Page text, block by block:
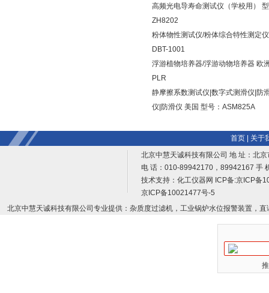
高频光电导寿命测试仪（学校用）
ZH8202
粉体物性测试仪/粉体综合特性测定
DBT-1001
浮游植物培养器/浮游动物培养器 欧
PLR
静摩擦系数测试仪|数字式测滑仪|防
仪|防滑仪 美国 型号：ASM825A
首页|
关于
北京中慧天诚科技有限公司 地 址：北
电 话：010-89942170，89942167 手
技术支持： 化工仪器网 ICP备:京ICP备
京ICP备10021477号-5
北京中慧天诚科技有限公司专业提供：杂质度过滤机，工业锅炉水位报警装置，